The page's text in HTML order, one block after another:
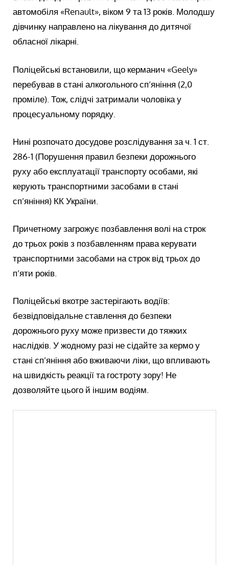
автомобіля «Renault», віком 9 та 13 років. Молодшу
дівчинку направлено на лікування до дитячої
обласної лікарні.
Поліцейські встановили, що керманич «Geely»
перебував в стані алкогольного сп’яніння (2,0
проміле). Тож, слідчі затримали чоловіка у
процесуальному порядку.
Нині розпочато досудове розслідування за ч. 1 ст.
286-1 (Порушення правил безпеки дорожнього
руху або експлуатації транспорту особами, які
керують транспортними засобами в стані
сп’яніння) КК України.
Причетному загрожує позбавлення волі на строк
до трьох років з позбавленням права керувати
транспортними засобами на строк від трьох до
п’яти років.
Поліцейські вкотре застерігають водіїв:
безвідповідальне ставлення до безпеки
дорожнього руху може призвести до тяжких
наслідків. У жодному разі не сідайте за кермо у
стані сп’яніння або вживаючи ліки, що впливають
на швидкість реакції та гостроту зору! Не
дозволяйте цього й іншим водіям.